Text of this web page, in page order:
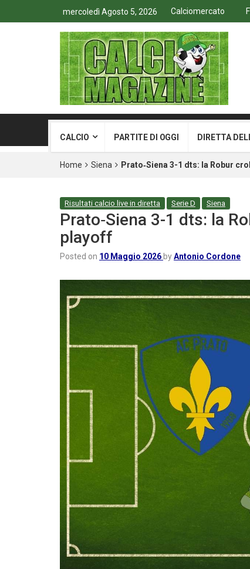
mercoledì Agosto 5, 2026 Calciomercato
CALCIO PARTITE DI OGGI DIRETTA
Home Siena Prato‑Siena 3-1 dts: la Robur
Risultati calcio live in diretta Serie D Siena
Prato‑Siena 3-1 dts: la
playoff
Posted on 10 Maggio 2026 byAntonio Cordone